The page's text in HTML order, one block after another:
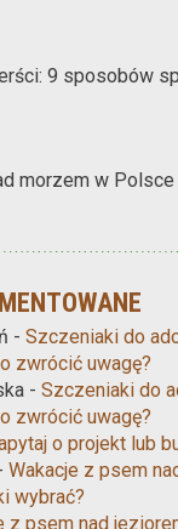
9 sposobów
morzem w Polsce
- Szczeniaki do
zwrócić uwagę?
- Szczeniaki do
zwrócić uwagę?
o projekt lub
Wakacje z psem
wybrać?
z psem nad